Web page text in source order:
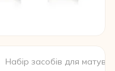
Набір засобів для